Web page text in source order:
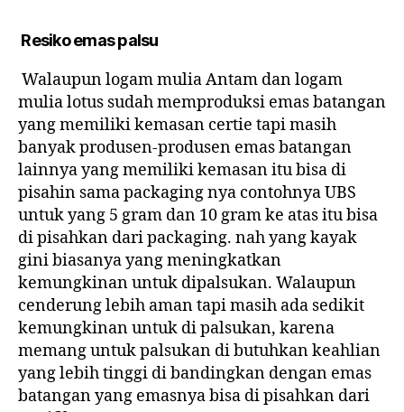
Resiko emas palsu
Walaupun logam mulia Antam dan logam
mulia lotus sudah memproduksi emas batangan
yang memiliki kemasan certie tapi masih
banyak produsen-produsen emas batangan
lainnya yang memiliki kemasan itu bisa di
pisahin sama packaging nya contohnya UBS
untuk yang 5 gram dan 10 gram ke atas itu bisa
di pisahkan dari packaging. nah yang kayak
gini biasanya yang meningkatkan
kemungkinan untuk dipalsukan. Walaupun
cenderung lebih aman tapi masih ada sedikit
kemungkinan untuk di palsukan, karena
memang untuk palsukan di butuhkan keahlian
yang lebih tinggi di bandingkan dengan emas
batangan yang emasnya bisa di pisahkan dari